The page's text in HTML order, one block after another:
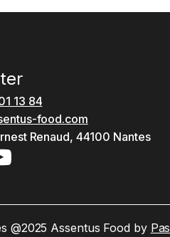
13 84
food.com
Renaud, 44100 Nantes
@2025 Assentus Food by